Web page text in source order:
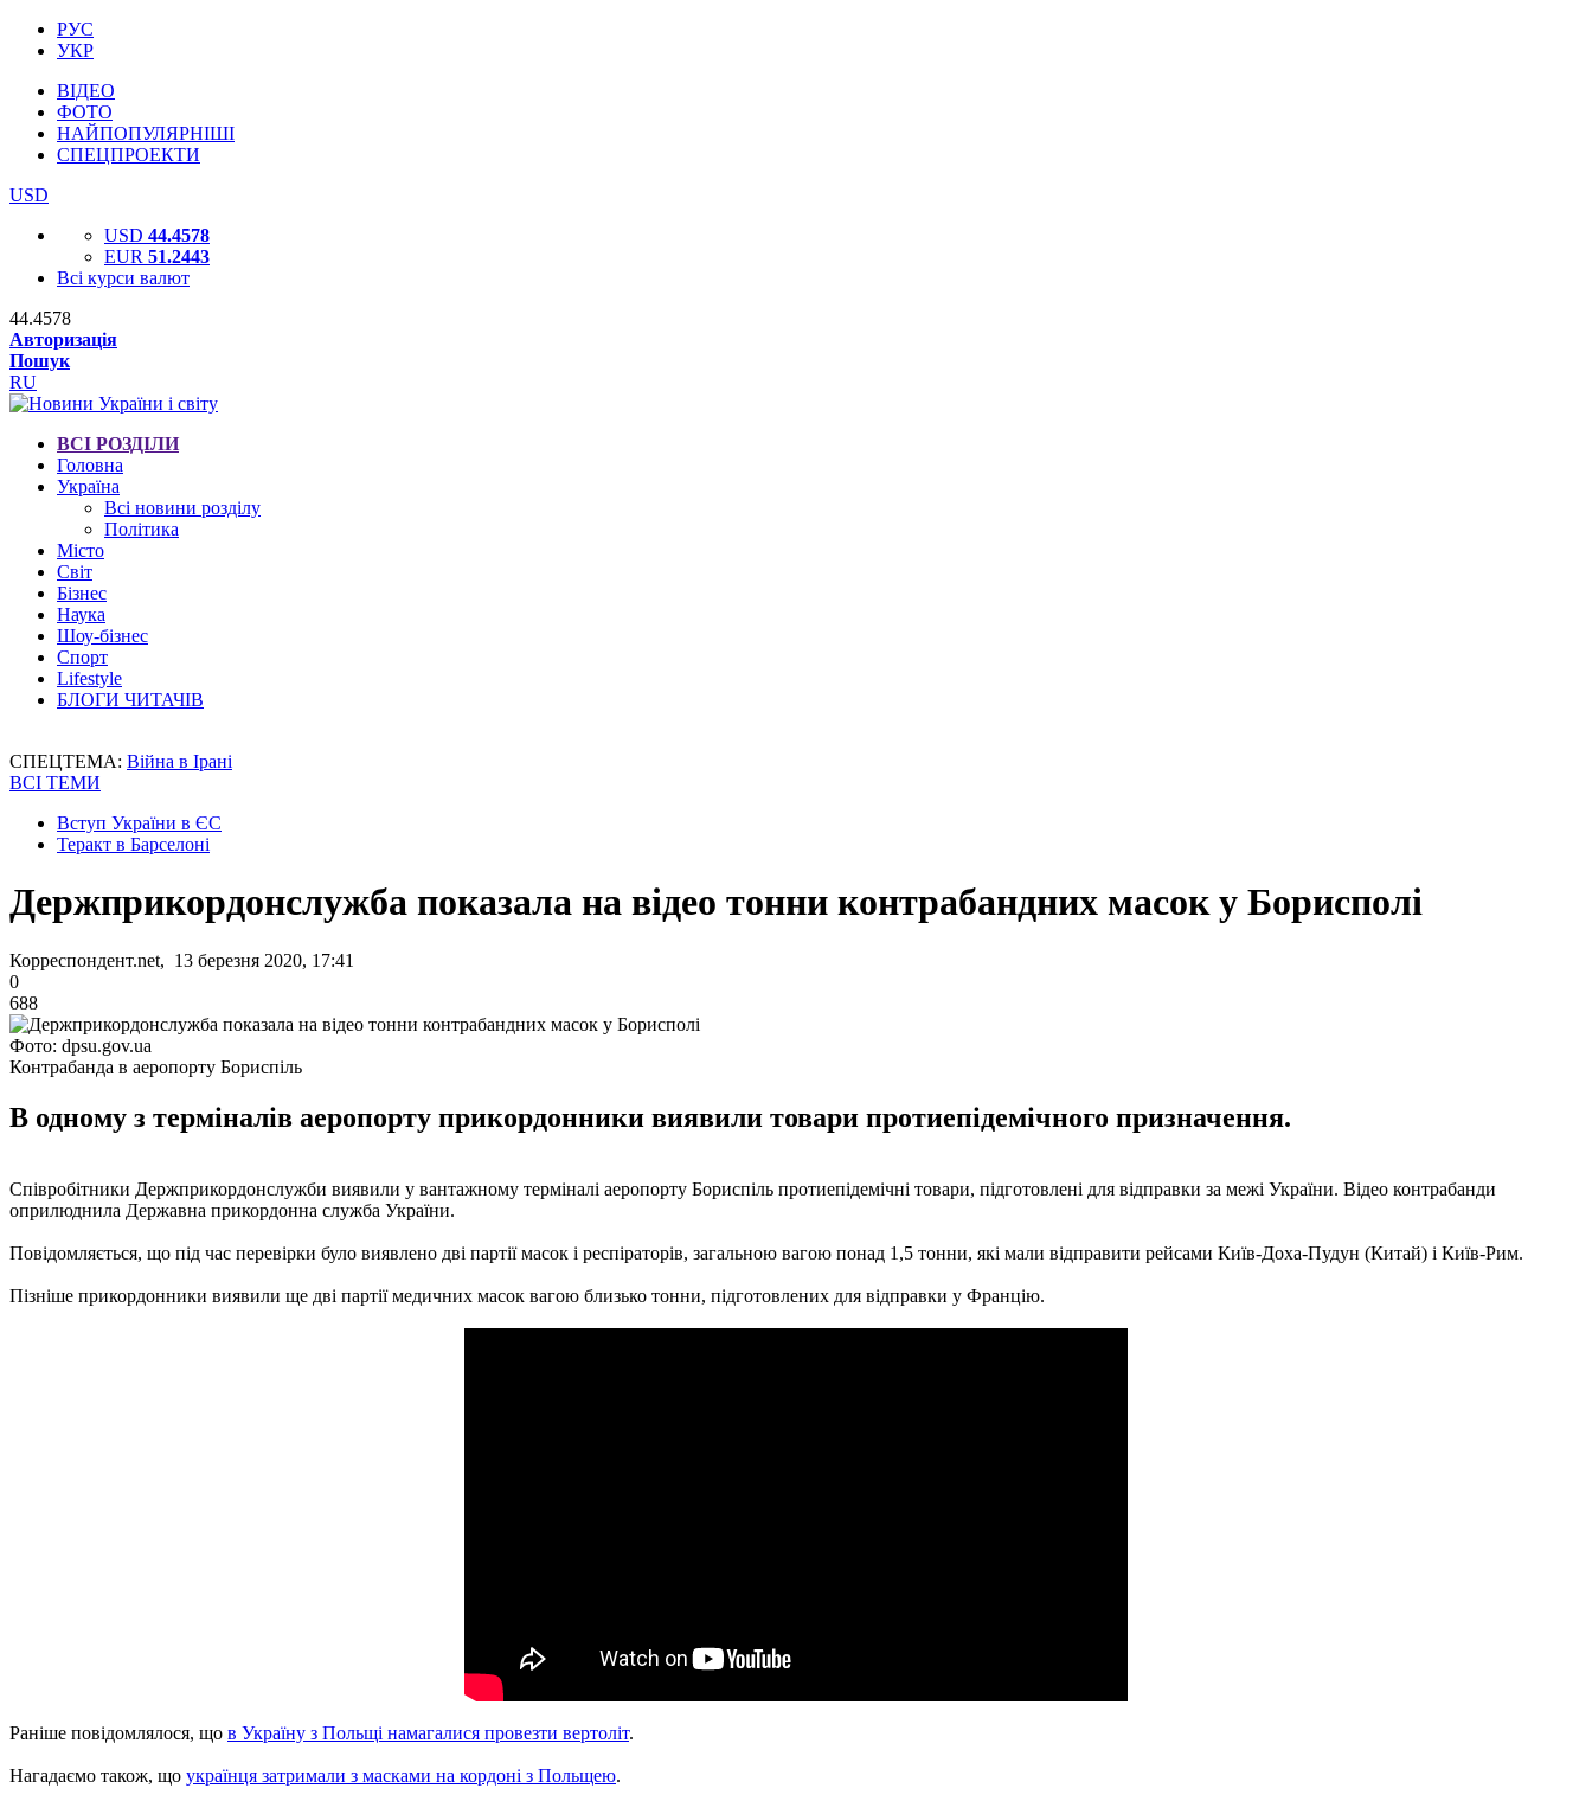
РУС
УКР
ВІДЕО
ФОТО
НАЙПОПУЛЯРНІШІ
СПЕЦПРОЕКТИ
USD
USD 44.4578
EUR 51.2443
Всі курси валют
44.4578
Авторизація
Пошук
RU
ВСІ РОЗДІЛИ
Головна
Україна
Всі новини розділу
Політика
Місто
Світ
Бізнес
Наука
Шоу-бізнес
Спорт
Lifestyle
БЛОГИ ЧИТАЧІВ
СПЕЦТЕМА: Війна в Ірані
ВСІ ТЕМИ
Вступ України в ЄС
Теракт в Барселоні
Держприкордонслужба показала на відео тонни контрабандних масок у Борисполі
Корреспондент.net, 13 березня 2020, 17:41
0
688
Фото: dpsu.gov.ua
Контрабанда в аеропорту Бориспіль
В одному з терміналів аеропорту прикордонники виявили товари протиепідемічного призначення.
Співробітники Держприкордонслужби виявили у вантажному терміналі аеропорту Бориспіль протиепідемічні товари, підготовлені для відправки за межі України. Відео контрабанди
оприлюднила Державна прикордонна служба України.
Повідомляється, що під час перевірки було виявлено дві партії масок і респіраторів, загальною вагою понад 1,5 тонни, які мали відправити рейсами Київ-Доха-Пудун (Китай) і Київ-Рим.
Пізніше прикордонники виявили ще дві партії медичних масок вагою близько тонни, підготовлених для відправки у Францію.
Раніше повідомлялося, що в Україну з Польщі намагалися провезти вертоліт.
Нагадаємо також, що українця затримали з масками на кордоні з Польщею.